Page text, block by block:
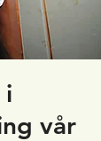
i
vår